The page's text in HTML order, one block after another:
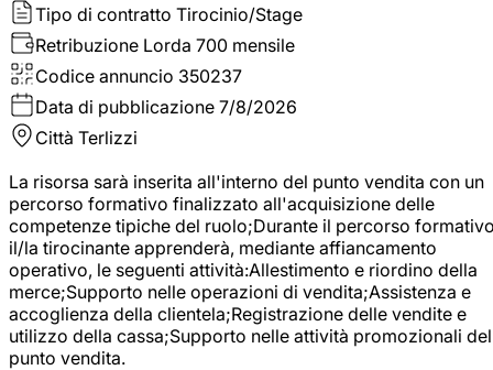
Tipo di contratto Tirocinio/Stage
Retribuzione Lorda 700 mensile
Codice annuncio 350237
Data di pubblicazione 7/8/2026
Città Terlizzi
La risorsa sarà inserita all'interno del punto vendita con un
percorso formativo finalizzato all'acquisizione delle
competenze tipiche del ruolo;Durante il percorso
il/la tirocinante apprenderà, mediante affiancamento
operativo, le seguenti attività:Allestimento e riordino della
merce;Supporto nelle operazioni di vendita;Assistenza e
accoglienza della clientela;Registrazione delle vendite e
utilizzo della cassa;Supporto nelle attività promozionali del
punto vendita.